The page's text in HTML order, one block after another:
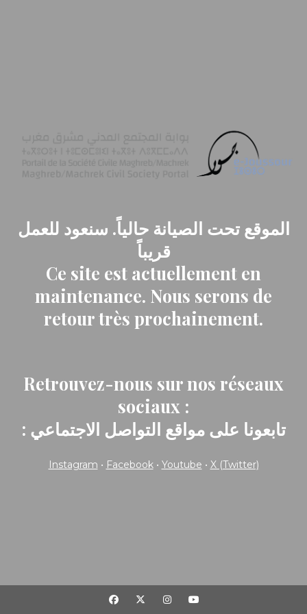
الموقع تحت الصيانة حالياً. سنعود للعمل
قريباً
Ce site est actuellement en
maintenance. Nous serons de
retour très prochainement.
Retrouvez-nous sur nos réseaux
sociaux :
: تابعونا على مواقع التواصل الاجتماعي
Instagram • Facebook• Youtube • X (Twitter)